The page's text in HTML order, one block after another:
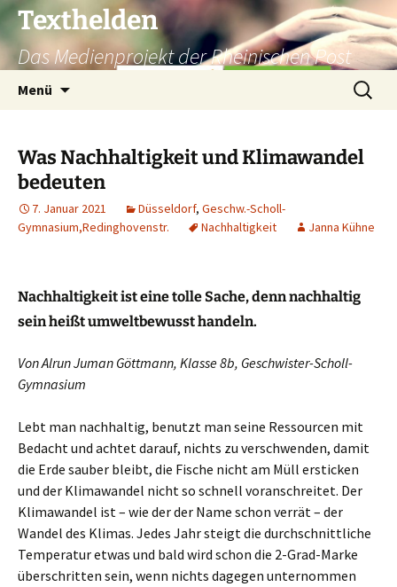
Texthelden
Das Medienprojekt der Rheinischen Post
Menü
Suchen
nach:
Was Nachhaltigkeit und Klimawandel
bedeuten
7. Januar 2021 Düsseldorf, Geschw.-Scholl-
Gymnasium,Redinghovenstr.
Nachhaltigkeit Janna Kühne
Nachhaltigkeit ist eine tolle Sache, denn nachhaltig
sein heißt umweltbewusst handeln.
VonAlrun Juman Göttmann, Klasse 8b, Geschwister-Scholl-
Gymnasium
Lebt man nachhaltig, benutzt man seine Ressourcen mit
Bedacht und achtet darauf, nichts zu verschwenden, damit
die Erde sauber bleibt, die Fische nicht am Müll ersticken
und der Klimawandel nicht so schnell voranschreitet. Der
Klimawandel ist – wie der der Name schon verrät – der
Wandel des Klimas. Jedes Jahr steigt die durchschnittliche
Temperatur etwas und bald wird schon die 2-Grad-Marke
überschritten sein, wenn nichts dagegen unternommen